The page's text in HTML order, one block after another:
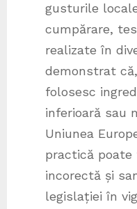
gusturile
cumpărare,
realizate în
demonstrat
folosesc
inferioară sau
Uniunea
practică poate
incorectă și
legislației în